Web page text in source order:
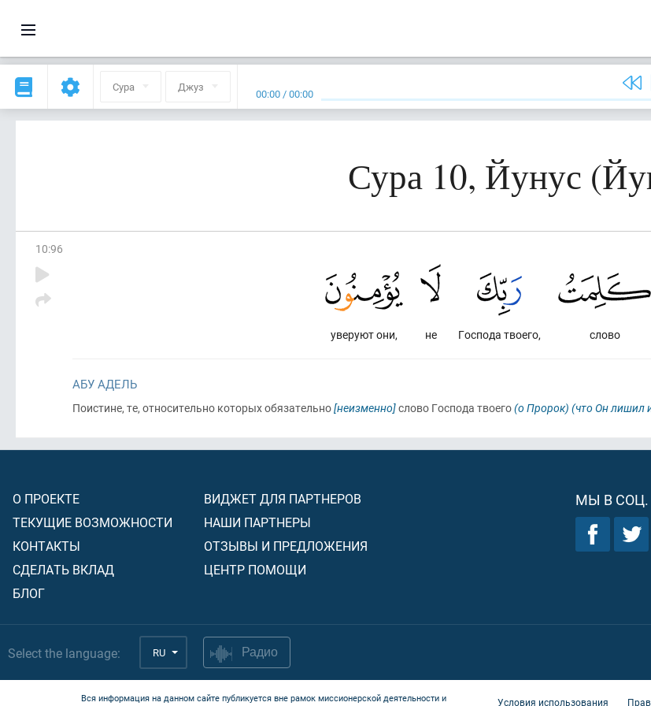
Сура Джуз 00:00 /00:00
Сура 10, Йунус
10:96
слово
Господа твоего,
не
уверуют они,
АБУ АДЕЛЬ
Поистине, те, относительно которых обязательно[неизменно]слово Господа твоего(о Пророк) (что Он лишил
О ПРОЕКТЕ
ТЕКУЩИЕ ВОЗМОЖНОСТИ
КОНТАКТЫ
СДЕЛАТЬ ВКЛАД
БЛОГ
ВИДЖЕТ ДЛЯ ПАРТНЕРОВ
НАШИ ПАРТНЕРЫ
ОТЗЫВЫ И ПРЕДЛОЖЕНИЯ
ЦЕНТР ПОМОЩИ
МЫ В СОЦ.
Select the language: RU Радио
Вся информация на данном сайте публикуется вне рамок миссионерской деятельности и
Условия использования